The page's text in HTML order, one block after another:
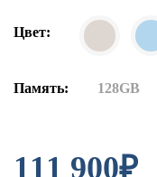
Цвет:
Память: 128GB
111 900₽